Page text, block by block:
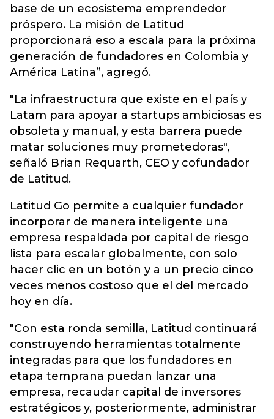
base de un ecosistema emprendedor
próspero. La misión de Latitud
proporcionará eso a escala para la próxima
generación de fundadores en Colombia y
América Latina”, agregó.
"La infraestructura que existe en el país y
Latam para apoyar a startups ambiciosas es
obsoleta y manual, y esta barrera puede
matar soluciones muy prometedoras",
señaló Brian Requarth, CEO y cofundador
de Latitud.
Latitud Go permite a cualquier fundador
incorporar de manera inteligente una
empresa respaldada por capital de riesgo
lista para escalar globalmente, con solo
hacer clic en un botón y a un precio cinco
veces menos costoso que el del mercado
hoy en día.
"Con esta ronda semilla, Latitud continuará
construyendo herramientas totalmente
integradas para que los fundadores en
etapa temprana puedan lanzar una
empresa, recaudar capital de inversores
estratégicos y, posteriormente, administrar